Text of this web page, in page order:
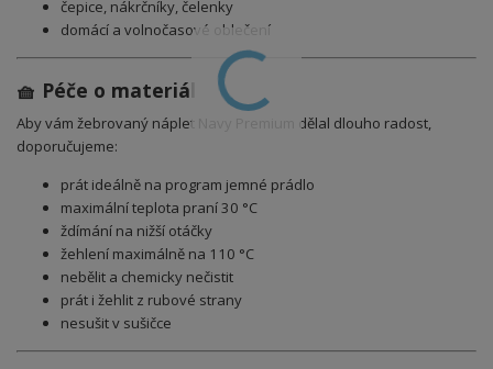
čepice, nákrčníky, čelenky
domácí a volnočasové oblečení
🧺 Péče o materiál
Aby vám žebrovaný náplet Navy Premium
dělal dlouho radost,
doporučujeme:
prát ideálně na program jemné prádlo
maximální teplota praní 30 °C
ždímání na nižší otáčky
žehlení maximálně na 110 °C
nebělit a chemicky nečistit
prát i žehlit z rubové strany
nesušit v sušičce